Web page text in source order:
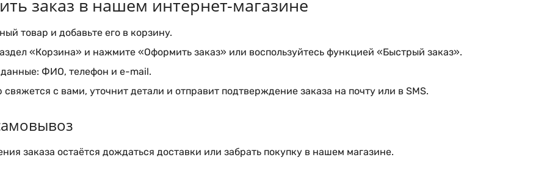
заказ в нашем интернет-магазине
товар и добавьте его в корзину.
«Корзина» и нажмите «Оформить заказ» или воспользуйтесь функцией «Быстрый заказ».
ФИО, телефон и e-mail.
с вами, уточнит детали и отправит подтверждение заказа на почту или в SMS.
заказа остаётся дождаться доставки или забрать покупку в нашем магазине.